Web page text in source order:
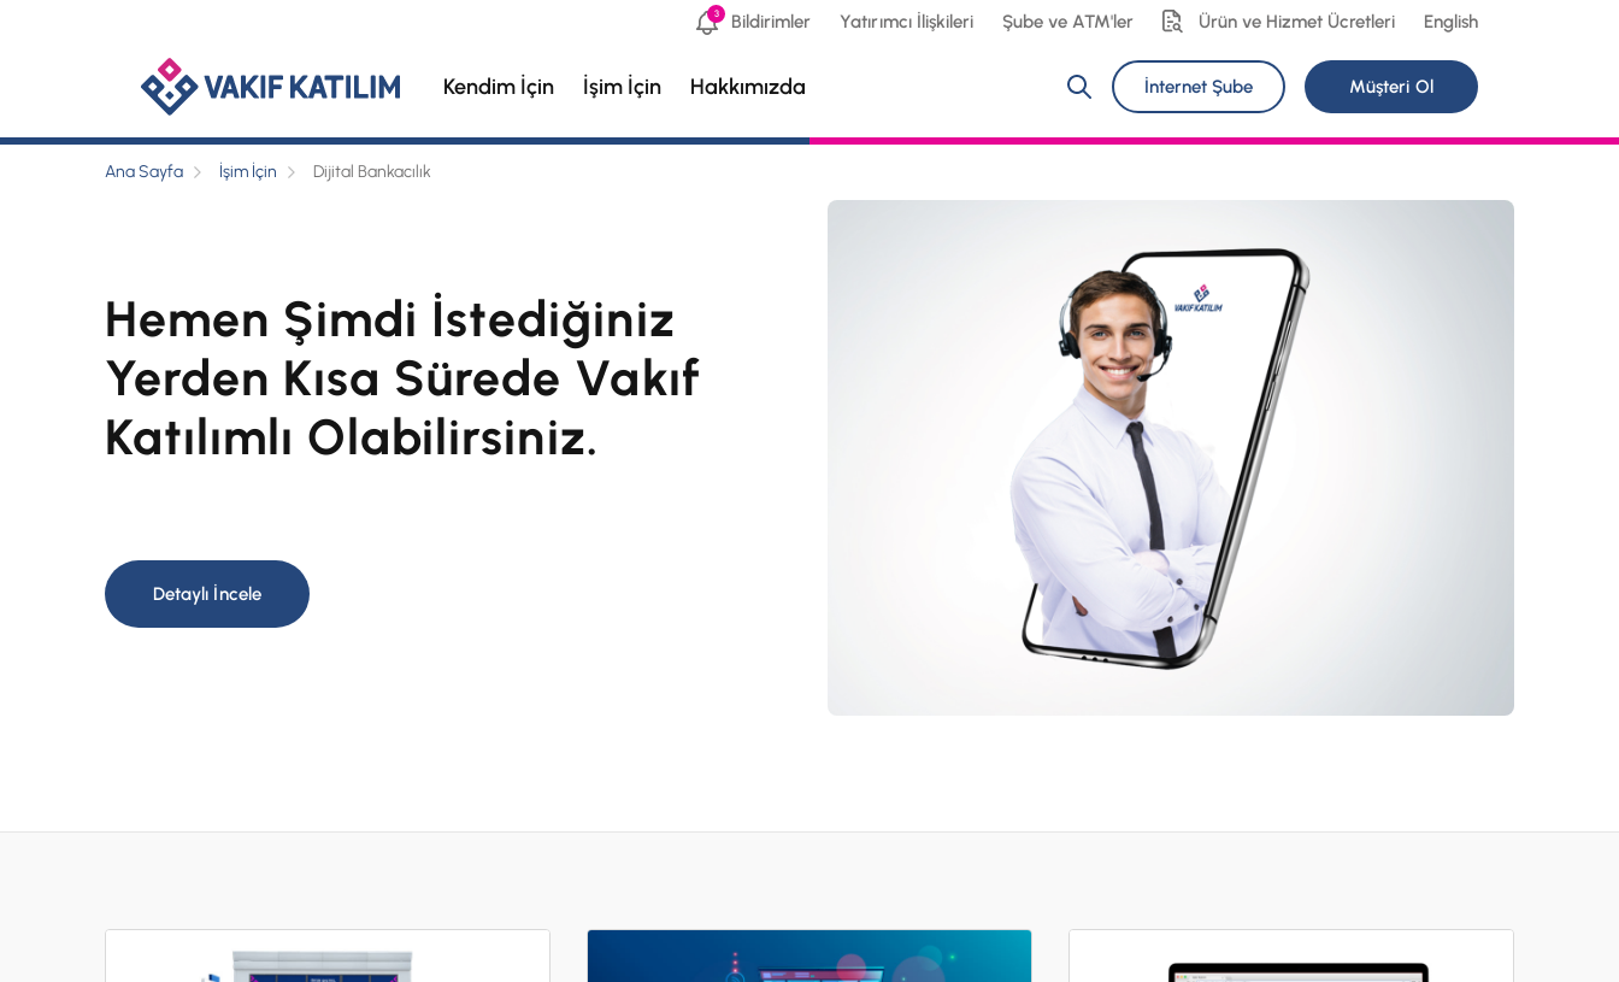
3 Bildirimler Yatırımcı İlişkileri Şube ve ATM'ler Ürün ve Hizmet Ücretleri English
Kendim İçin İşim İçin Hakkımızda İnternet Şube Müşteri Ol
Ana Sayfa İşim İçin Dijital Bankacılık
Hemen Şimdi İstediğiniz
Yerden Kısa Sürede Vakıf
Katılımlı Olabilirsiniz.
Detaylı İncele